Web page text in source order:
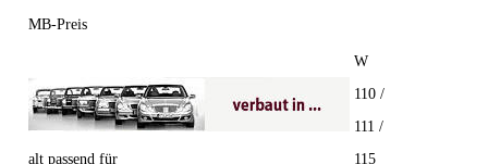
MB-Preis
alt passend für
W
110 /
111 /
115